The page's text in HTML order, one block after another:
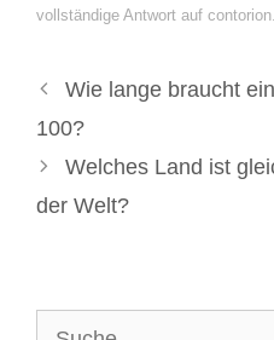
vollständige Antwort auf
Wie lange braucht
100?
Welches Land ist
der Welt?